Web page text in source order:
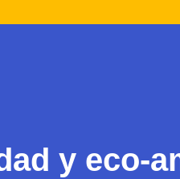
y eco-